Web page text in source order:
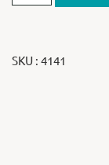
SKU : 4141